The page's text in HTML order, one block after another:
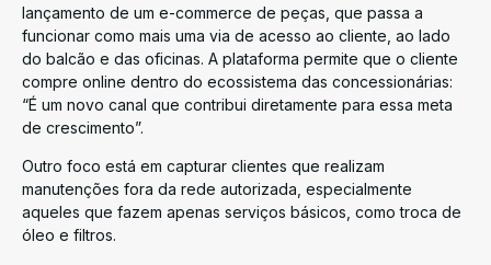
lançamento de um e-commerce de peças, que passa a
funcionar como mais uma via de acesso ao cliente, ao lado
do balcão e das oficinas. A plataforma permite que o cliente
compre online dentro do ecossistema das concessionárias:
“É um novo canal que contribui diretamente para essa meta
de crescimento”.
Outro foco está em capturar clientes que realizam
manutenções fora da rede autorizada, especialmente
aqueles que fazem apenas serviços básicos, como troca de
óleo e filtros.